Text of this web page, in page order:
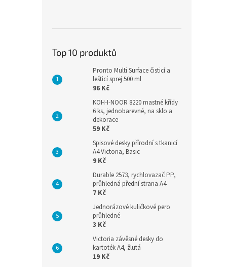
Top 10 produktů
Pronto Multi Surface čisticí a
lešticí sprej 500 ml
96 Kč
KOH-I-NOOR 8220 mastné křídy
6 ks, jednobarevné, na sklo a
dekorace
59 Kč
Spisové desky přírodní s tkanicí
A4 Victoria, Basic
9 Kč
Durable 2573, rychlovazač PP,
průhledná přední strana A4
7 Kč
Jednorázové kuličkové pero
průhledné
3 Kč
Victoria závěsné desky do
kartoték A4, žlutá
19 Kč